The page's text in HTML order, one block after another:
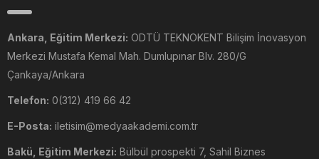
Ankara, Eğitim Merkezi: ODTÜ TEKNOKENT Bilişim İnovasyon
Merkezi Mustafa Kemal Mah. Dumlupınar Blv. 280/G
Çankaya/Ankara
Telefon: 0(312) 419 66 42
E-Posta: iletisim@medyaakademi.com.tr
Bakü, Eğitim Merkezi: Bülbül prospekti 7, Sahil Biznes